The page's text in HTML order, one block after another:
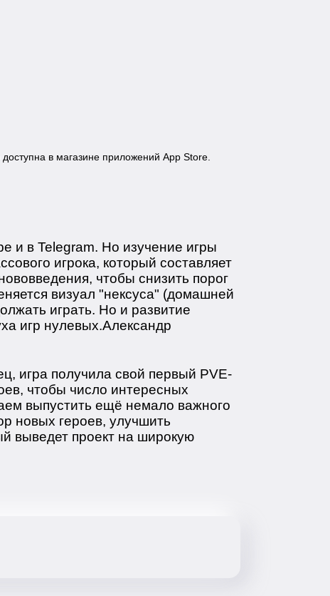
в магазине приложений App Store.
и в Telegram. Но изучение игры
игрока, который составляет
чтобы снизить порог
визуал "нексуса" (домашней
играть. Но и развитие
игр нулевых.Александр
игра получила свой первый PVE-
чтобы число интересных
выпустить ещё немало важного
новых героев, улучшить
выведет проект на широкую